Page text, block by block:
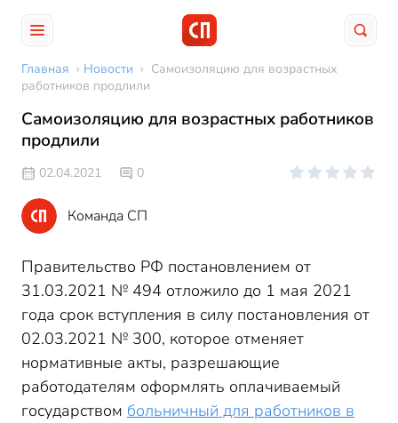
Главная › Новости › Самоизоляцию для возрастных
работников продлили
Самоизоляцию для возрастных работников
продлили
02.04.2021 0
Команда СП
Правительство РФ постановлением от
31.03.2021 № 494 отложило до 1 мая 2021
года срок вступления в силу постановления от
02.03.2021 № 300, которое отменяет
нормативные акты, разрешающие
работодателям оформлять оплачиваемый
государством больничный для работников в